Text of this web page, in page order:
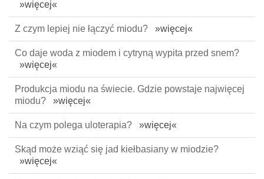
»więcej«
Z czym lepiej nie łączyć miodu? »więcej«
Co daje woda z miodem i cytryną wypita przed snem?
»więcej«
Produkcja miodu na świecie. Gdzie powstaje najwięcej
miodu? »więcej«
Na czym polega uloterapia? »więcej«
Skąd może wziąć się jad kiełbasiany w miodzie?
»więcej«